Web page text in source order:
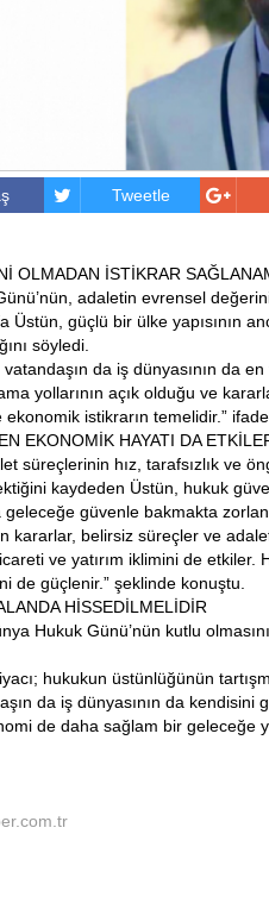
Tweetle
OLMADAN İSTİKRAR
adaletin evrensel
Üstün, güçlü bir ülke yapısının
söyledi.
vatandaşın da iş dünyasının da
yollarının açık olduğu ve
ekonomik istikrarın temelidir.”
EKONOMİK HAYATI DA
süreçlerinin hız, tarafsızlık ve
kaydeden Üstün, hukuk
geleceğe güvenle bakmakta
kararlar, belirsiz süreçler ve
ve yatırım iklimini de
de güçlenir.” şeklinde konuştu.
HİSSEDİLMELİDİR
Hukuk Günü’nün kutlu
hukukun üstünlüğünün
da iş dünyasının da
de daha sağlam bir geleceğe